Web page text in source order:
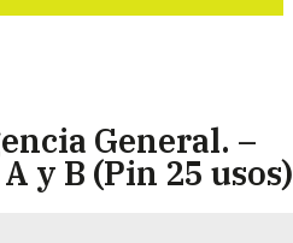
General. –
y B (Pin 25 usos)